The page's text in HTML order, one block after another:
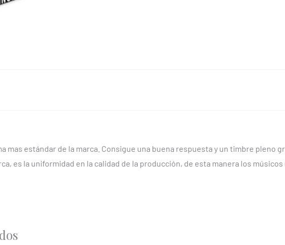
mas estándar de la marca. Consigue una buena respuesta y un timbre pleno
es la uniformidad en la calidad de la producción, de esta manera los